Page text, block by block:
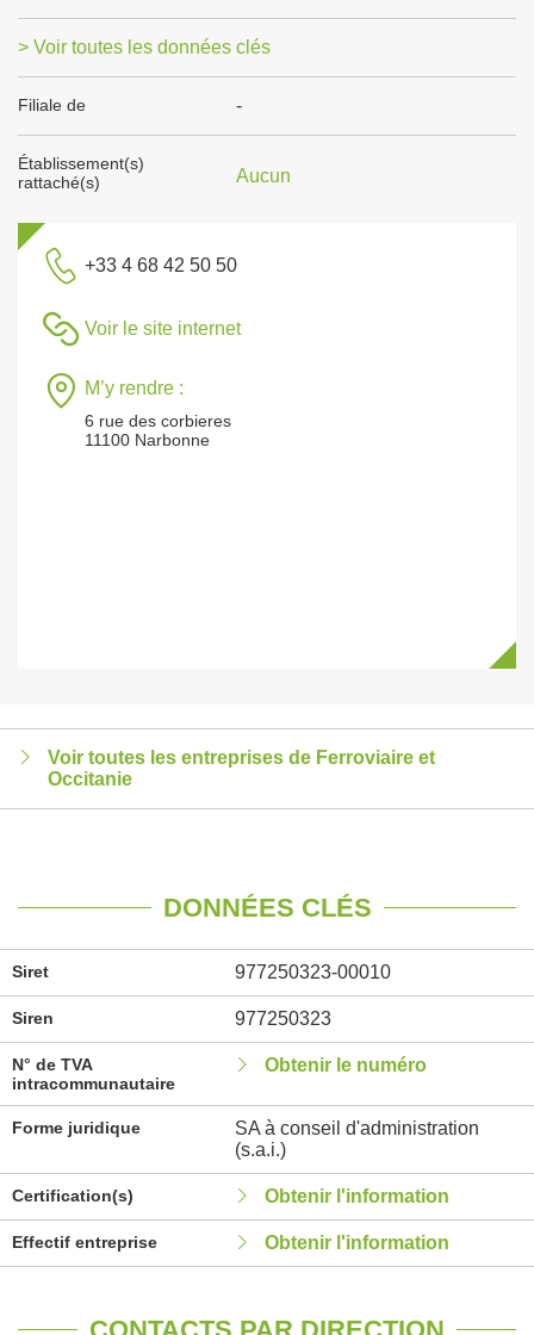
> Voir toutes les données clés
Filiale de -
Établissement(s)
rattaché(s)
Aucun
+33 4 68 42 50 50
Voir le site internet
M’y rendre :
6 rue des corbieres
11100 Narbonne
Voir toutes les entreprises de Ferroviaire et
Occitanie
DONNÉES CLÉS
Siret 977250323-00010
Siren 977250323
N° de TVA
intracommunautaire
Obtenir le numéro
Forme juridique
SA à conseil d'administration
(s.a.i.)
Certification(s) Obtenir l'information
Effectif entreprise Obtenir l'information